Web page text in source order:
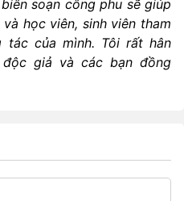
soạn công phu sẽ giúp
học viên, sinh viên tham
của mình. Tôi rất hân
giả và các bạn đồng